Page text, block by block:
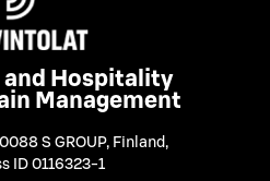
and Hospitality
Management
S GROUP, Finland ,
ID 0116323-1